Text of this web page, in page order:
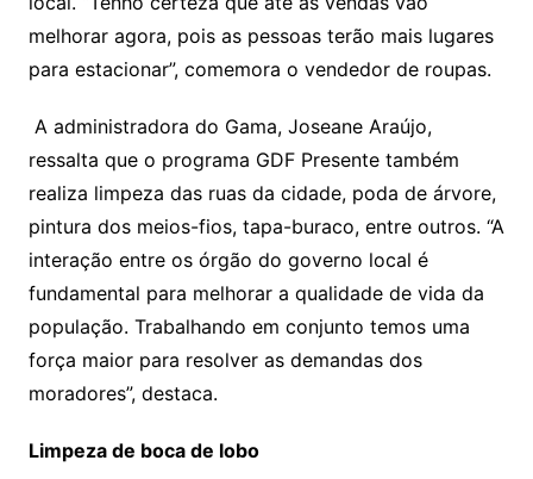
melhorar agora, pois as pessoas terão mais lugares
para estacionar”, comemora o vendedor de roupas.
A administradora do Gama, Joseane Araújo,
ressalta que o programa GDF Presente também
realiza limpeza das ruas da cidade, poda de árvore,
pintura dos meios-fios, tapa-buraco, entre outros. “A
interação entre os órgão do governo local é
fundamental para melhorar a qualidade de vida da
população. Trabalhando em conjunto temos uma
força maior para resolver as demandas dos
moradores”, destaca.
Limpeza de boca de lobo